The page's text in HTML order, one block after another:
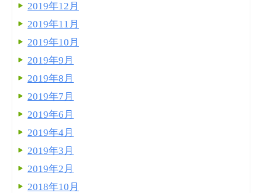
2019年12月
2019年11月
2019年10月
2019年9月
2019年8月
2019年7月
2019年6月
2019年4月
2019年3月
2019年2月
2018年10月